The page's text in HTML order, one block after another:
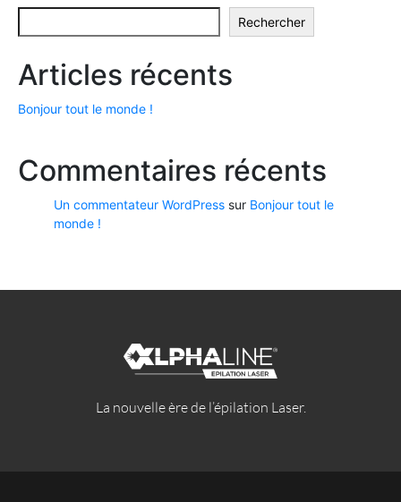
Rechercher
Articles récents
Bonjour tout le monde !
Commentaires récents
Un commentateur WordPress sur Bonjour tout le
monde !
La nouvelle ère de l’épilation Laser.